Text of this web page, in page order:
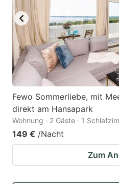
Fewo Sommerliebe, mit
direkt am Hansapark
Wohnung · 2 Gäste · 1
149 € /Nacht
Zum